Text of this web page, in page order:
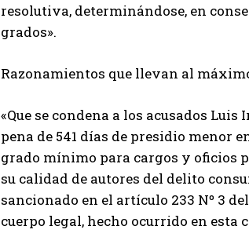
resolutiva, determinándose, en
grados».
Razonamientos que llevan al
«Que se condena a los acusados
pena de 541 días de presidio menor
grado mínimo para cargos y oficios
su calidad de autores del delito
sancionado en el artículo 233 Nº 3
cuerpo legal, hecho ocurrido en esta